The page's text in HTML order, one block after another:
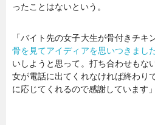
ったことはないという。
「バイト先の女子大生が骨付きチキ
骨を見てアイディアを思いつきまし
いしようと思って。打ち合わせもな
女が電話に出てくれなければ終わり
に応じてくれるので感謝しています」